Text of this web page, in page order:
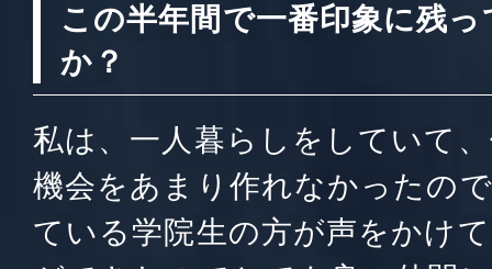
この半年間で一番印象に残
か？
私は、一人暮らしをしていて
機会をあまり作れなかったの
ている学院生の方が声をかけ